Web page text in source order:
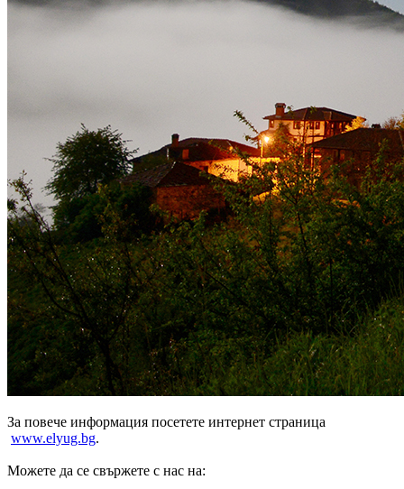
За повече информация посетете интернет страница
www.elyug.bg.
Можете да се свържете с нас на: